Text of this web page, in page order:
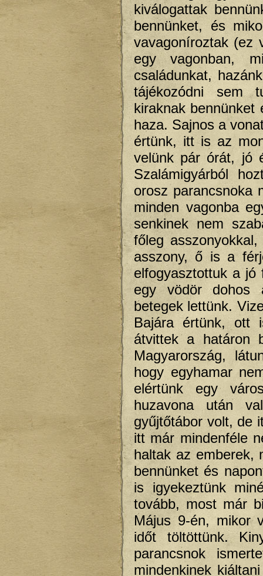
kiválogattak
bennünket, és
vavagoníroztak (ez
egy vagonban,
családunkat,
tájékozódni sem
kiraknak bennünket
haza. Sajnos a
értünk, itt is az
velünk pár órát, jó
Szalámigyárból
orosz parancsnoka
minden vagonba
senkinek nem
főleg
asszony, ő is a
elfogyasztottuk a jó
egy vödör dohos
betegek lettünk.
Bajára értünk, ott
átvittek a határon
Magyarország,
hogy egyhamar
elértünk egy
huzavona után
gyűjtőtábor volt, de
itt már mindenféle
haltak az emberek,
bennünket és
is igyekeztünk
tovább, most már
Május 9-én, mikor
időt töltöttünk.
parancsnok
mindenkinek